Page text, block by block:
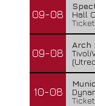
09-08
Hall
09-08
Arch
10-08